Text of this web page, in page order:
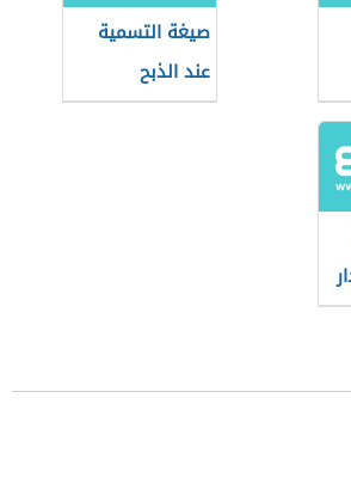
صيغة التسمية
عند الذبح